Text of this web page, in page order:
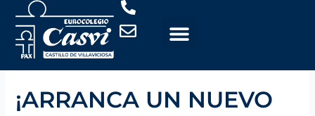
contenido
¡ARRANCA UN NUEVO